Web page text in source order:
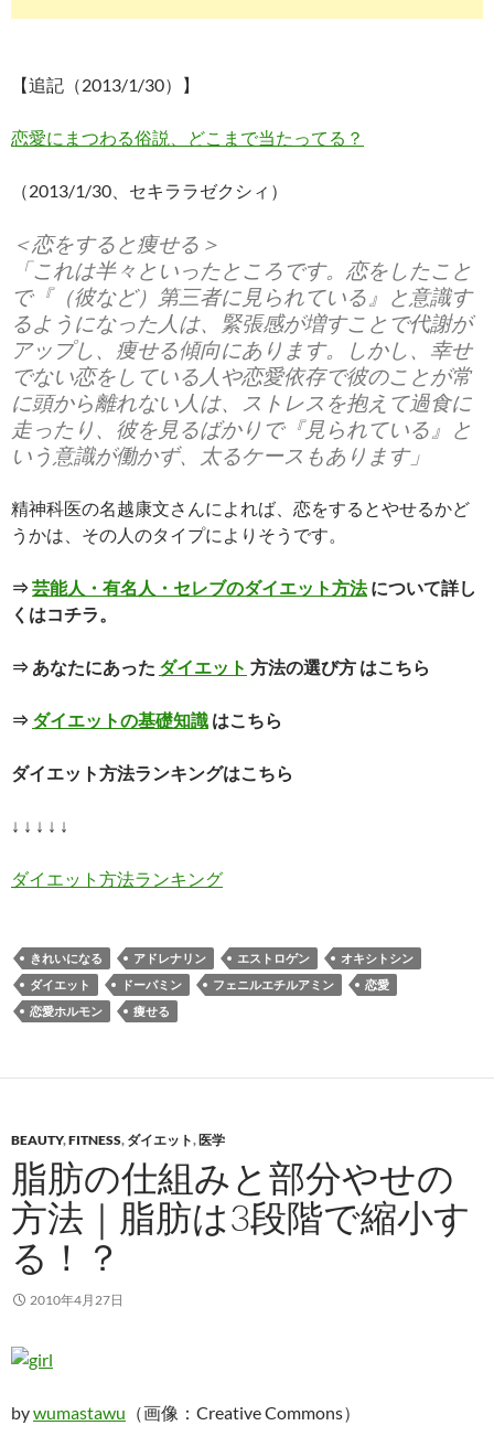
【追記（2013/1/30）】
恋愛にまつわる俗説、どこまで当たってる？
（2013/1/30、セキララゼクシィ）
＜恋をすると痩せる＞
「これは半々といったところです。恋をしたこと
で『（彼など）第三者に見られている』と意識す
るようになった人は、緊張感が増すことで代謝が
アップし、痩せる傾向にあります。しかし、幸せ
でない恋をしている人や恋愛依存で彼のことが常
に頭から離れない人は、ストレスを抱えて過食に
走ったり、彼を見るばかりで『見られている』と
いう意識が働かず、太るケースもあります」
精神科医の名越康文さんによれば、恋をするとやせるかど
うかは、その人のタイプによりそうです。
⇒芸能人・有名人・セレブのダイエット方法について詳し
くはコチラ。
⇒ あなたにあった ダイエット 方法の選び方 はこちら
⇒ ダイエットの基礎知識 はこちら
ダイエット方法ランキングはこちら
↓ ↓ ↓ ↓ ↓
ダイエット方法ランキング
きれいになる アドレナリン エストロゲン
オキシトシン
ダイエット
ドーパミン フェニルエチルアミン
恋愛
恋愛ホルモン
痩せる
BEAUTY,FITNESS, ダイエット, 医学
脂肪の仕組みと部分やせの
方法｜脂肪は3段階で縮小す
る！？
2010年4月27日
bywumastawu （画像：Creative Commons）